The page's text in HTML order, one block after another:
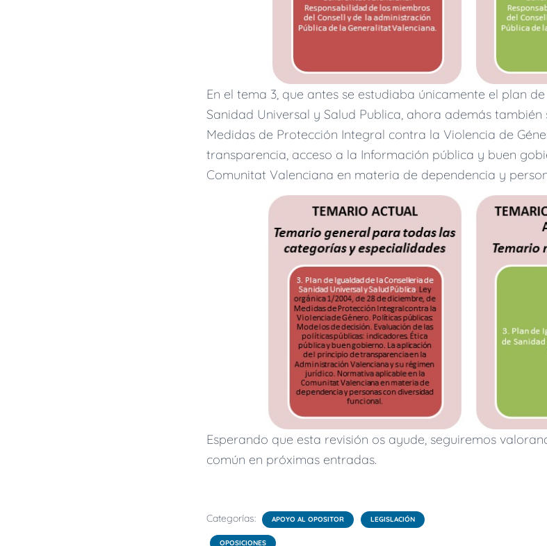
En el tema 3, que antes se estudiaba únicamente el plan
Sanidad Universal y Salud Publica, ahora además
Medidas de Protección Integral contra la Violencia de
transparencia, acceso a la Información pública y buen
Comunitat Valenciana en materia de dependencia y
Esperando que esta revisión os ayude, seguiremos
común en próximas entradas.
Categorías: APOYO AL OPOSITOR LEGISLACIÓN
OPOSICIONES